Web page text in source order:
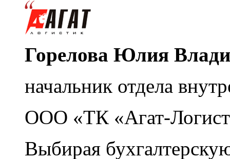
Горелова Юлия
начальник отдела
ООО «ТК «Агат-
Выбирая